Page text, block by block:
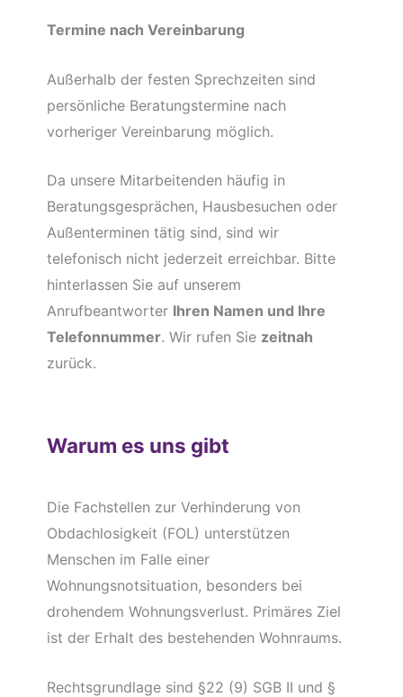
Termine nach Vereinbarung
Außerhalb der festen Sprechzeiten sind
persönliche Beratungstermine nach
vorheriger Vereinbarung möglich.
Da unsere Mitarbeitenden häufig in
Beratungsgesprächen, Hausbesuchen oder
Außenterminen tätig sind, sind wir
telefonisch nicht jederzeit erreichbar. Bitte
hinterlassen Sie auf unserem
Anrufbeantworter Ihren Namen und Ihre
Telefonnummer. Wir rufen Sie zeitnah
zurück.
Warum es uns gibt
Die Fachstellen zur Verhinderung von
Obdachlosigkeit (FOL) unterstützen
Menschen im Falle einer
Wohnungsnotsituation, besonders bei
drohendem Wohnungsverlust. Primäres Ziel
ist der Erhalt des bestehenden Wohnraums.
Rechtsgrundlage sind §22 (9) SGB II und §